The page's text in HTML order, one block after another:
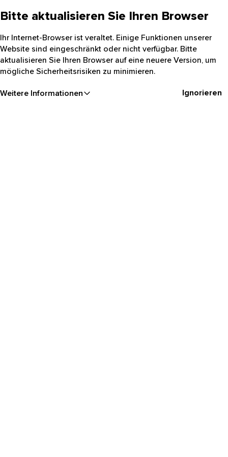
Bitte aktualisieren Sie Ihren Browser
Ihr Internet-Browser ist veraltet. Einige Funktionen unserer
Website sind eingeschränkt oder nicht verfügbar. Bitte
aktualisieren Sie Ihren Browser auf eine neuere Version, um
mögliche Sicherheitsrisiken zu minimieren.
Weitere Informationen Ignorieren